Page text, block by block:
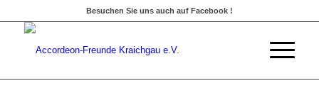
Besuchen Sie uns auch auf Facebook !